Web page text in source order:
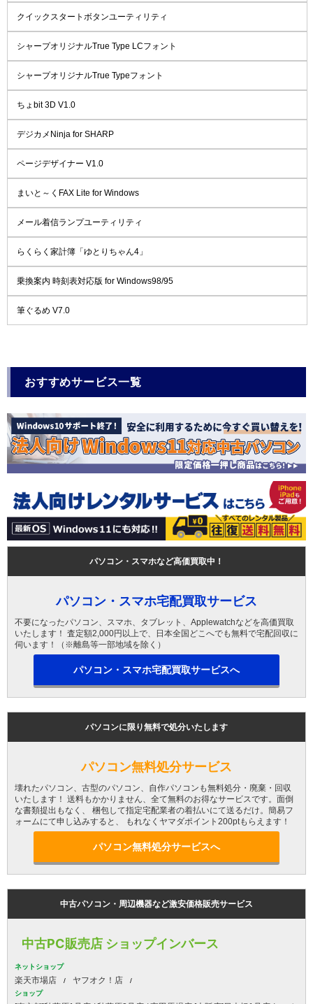
クイックスタートボタンユーティリティ
シャープオリジナルTrue Type LCフォント
シャープオリジナルTrue Typeフォント
ちょbit 3D V1.0
デジカメNinja for SHARP
ページデザイナー V1.0
まいと～くFAX Lite for Windows
メール着信ランプユーティリティ
らくらく家計簿「ゆとりちゃん4」
乗換案内 時刻表対応版 for Windows98/95
筆ぐるめ V7.0
おすすめサービス一覧
パソコン・スマホなど高価買取中！
パソコン・スマホ宅配買取サービス
不要になったパソコン、スマホ、タブレット、Applewatchなどを高価買取
いたします！ 査定額2,000円以上で、日本全国どこへでも無料で宅配回収に
伺います！（※離島等一部地域を除く）
パソコン・スマホ宅配買取サービスへ
パソコンに限り無料で処分いたします
パソコン無料処分サービス
壊れたパソコン、古型のパソコン、自作パソコンも無料処分・廃棄・回収
いたします！ 送料もかかりません、全て無料のお得なサービスです。面倒
な書類提出もなく、 梱包して指定宅配業者の着払いにて送るだけ。簡易フ
ォームにて申し込みすると、 もれなくヤマダポイント200ptもらえます！
パソコン無料処分サービスへ
中古パソコン・周辺機器など激安価格販売サービス
中古PC販売店 ショップインバース
ネットショップ
楽天市場店 ヤフオク！店
ショップ